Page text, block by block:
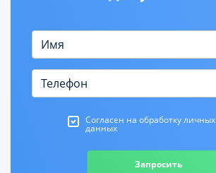
Согласен на обработку личных
данных
Запросить